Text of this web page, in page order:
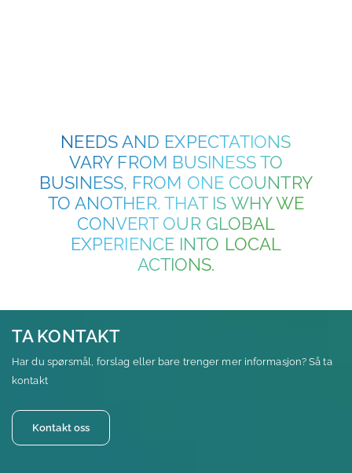
NEEDS AND EXPECTATIONS
VARY FROM BUSINESS TO
BUSINESS, FROM ONE COUNTRY
TO ANOTHER. THAT IS WHY WE
CONVERT OUR GLOBAL
EXPERIENCE INTO LOCAL
ACTIONS.
TA KONTAKT
Har du spørsmål, forslag eller bare trenger mer informasjon? Så ta
kontakt
Kontakt oss